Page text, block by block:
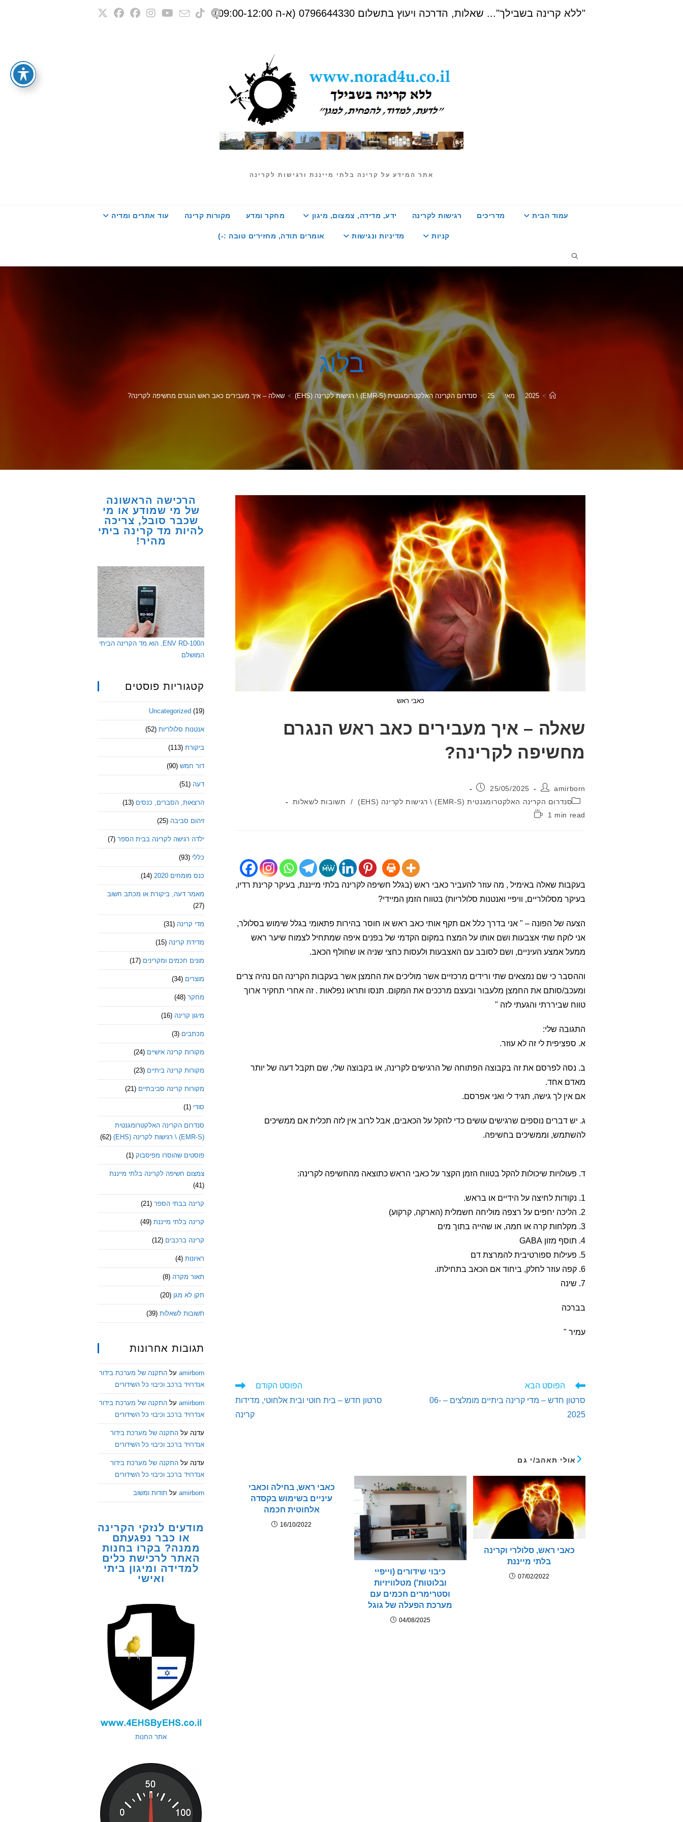
"ללא קרינה בשבילך"... שאלות, הדרכה ויעוץ בתשלום 0796644330 (א-ה 09:00-12:00)
אתר המידע על קרינה בלתי מייננת ורגישות לקרינה
עמוד הבית מדריכים רגישות לקרינה ידע, מדידה, צמצום, מיגון מחקר ומדע מקורות קרינה עוד אתרים ומדיה
קניות מדיניות ונגישות אומרים תודה, מחזירים טובה :-)
בלוג
>
2025
> מאי >
25
> סנדרום הקרינה האלקטרומגנטית (EMR-S) \ רגישות לקרינה (EHS) > שאלה – איך מעבירים כאב ראש הנגרם מחשיפה לקרינה?
כאבי ראש
שאלה – איך מעבירים כאב ראש הנגרם
מחשיפה לקרינה?
מחבר:
amirborn פורסם:
25/05/2025
קטגוריה:
סנדרום הקרינה האלקטרומגנטית (EMR-S) \ רגישות לקרינה (EHS) /
תשובות לשאלות
זמן
1 min read
בעקבות שאלה באימיל , מה עוזר להעביר כאבי ראש (בגלל חשיפה לקרינה בלתי מייננת, בעיקר קרינת רדיו,
בעיקר מסלולריים, וויפיי ואנטנות סלולריות) בטווח הזמן המיידי?
הצעה של הפונה – " אני בדרך כלל אם תקף אותי כאב ראש או חוסר בהירות פתאומי בגלל שימוש בסלולר,
אני לוקח שתי אצבעות ושם אותו על המצח במקום הקדמי של בפנים איפה שמתחיל לצמוח שיער ראש
ממעל אמצע העיניים, ושם לסובב עם האצבעות ולעסות כחצי שניה או שחולף הכאב.
וההסבר כי שם נמצאים שתי ורידים מרכזיים אשר מוליכים את החמצן אשר בעקבות הקרינה הם נהיה צרים
ומעכב/סותם את החמצן מלעבור ובעצם מרככים את המקום. תנסו ותראו נפלאות . זה אחרי תחקיר ארוך
טווח שביררתי והגעתי לזה "
התגובה שלי:
א. ספציפית לי זה לא עוזר.
ב. נסה לפרסם את זה בקבוצה הפתוחה של הרגישים לקרינה, או בקבוצה שלי, שם תקבל דעה של יותר
מאדם אחד.
אם אין לך גישה, תגיד לי ואני אפרסם.
ג. יש דברים נוספים שרגישים עושים כדי להקל על הכאבים, אבל לרוב אין לזה תכלית אם ממשיכים
להשתמש, וממשיכים בחשיפה.
ד. פעולויות שיכולות להקל בטווח הזמן הקצר על כאבי הראש כתוצאה מהחשיפה לקרינה:
1. נקודות לחיצה על הידיים או בראש.
2. הליכה יחפים על רצפה מוליחה חשמלית (הארקה, קרקוע)
3. מקלחות קרה או חמה, או שהייה בתוך מים
4. תוסף מזון GABA
5. פעילות ספורטיבית להמרצת דם
6. קפה עוזר לחלק, ביחוד אם הכאב בתחילתו.
7. שינה
בברכה
עמיר "
לקרוא
נוספים
הפוסט הקודם
סרטון חדש – בית חוטי ובית אלחוטי, מדידות
קרינה
הפוסט הבא
סרטון חדש – מדי קרינה ביתיים מומלצים – 06-
2025
אולי תאהב/י גם
כאבי ראש, בחילה וכאבי
עיניים בשימוש בקסדה
אלחוטית חכמה
16/10/2022
כיבוי שידורים (וייפיי
ובלוטות') מטלוויזיות
וסטרימרים חכמים עם
מערכת הפעלה של גוגל
04/08/2025
כאבי ראש, סלולרי וקרינה
בלתי מייננת
07/02/2022
הרכישה הראשונה
של מי שמודע או מי
שכבר סובל, צריכה
להיות מד קרינה ביתי
מהיר!
הENV RD-100, הוא מד הקרינה הביתי
המושלם
קטגוריות פוסטים
Uncategorized (19)
אנטנות סלולריות (52)
ביקורת (113)
דור חמש (90)
דעה (51)
הרצאות, הסברים, כנסים (13)
זיהום סביבה (25)
ילדה רגישה לקרינה בבית הספר (7)
כללי (93)
כנס מומחים 2020 (14)
מאמר דעה, ביקורת או מכתב חשוב
(27)
מדי קרינה (31)
מדידת קרינה (15)
מונים חכמים ומקרינים (17)
מוצרים (34)
מחקר (48)
מיגון קרינה (16)
מכתבים (3)
מקורות קרינה אישיים (24)
מקורות קרינה ביתיים (23)
מקורות קרינה סביבתיים (21)
סודי (1)
סנדרום הקרינה האלקטרומגנטית
(EMR-S) \ רגישות לקרינה (EHS)
(62)
פוסטים שהוסרו מפיסבוק (1)
צמצום חשיפה לקרינה בלתי מייננת
(41)
קרינה בבתי הספר (21)
קרינה בלתי מייננת (49)
קרינה ברכבים (12)
ראיונות (4)
תאור מקרה (8)
תקן לא מגן (20)
תשובות לשאלות (39)
תגובות אחרונות
amirborn על התקנה של מערכת בידור
אנדרויד ברכב וכיבוי כל השידורים
amirborn על התקנה של מערכת בידור
אנדרויד ברכב וכיבוי כל השידורים
עדנה על התקנה של מערכת בידור
אנדרויד ברכב וכיבוי כל השידורים
עדנה על התקנה של מערכת בידור
אנדרויד ברכב וכיבוי כל השידורים
amirborn על תודות ומשוב
מודעים לנזקי הקרינה
או כבר נפגעתם
ממנה? בקרו בחנות
האתר לרכישת כלים
למדידה ומיגון ביתי
ואישי
אתר החנות